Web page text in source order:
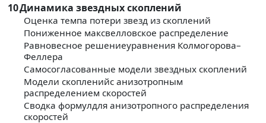
10Динамика звездных скоплений
Оценка темпа потери звезд из скоплений
Пониженное максвелловское распределение
Равновесное решениеуравнения Колмогорова–
Феллера
Самосогласованные модели звездных скоплений
Модели скопленийс анизотропным
распределением скоростей
Сводка формулдля анизотропного распределения
скоростей